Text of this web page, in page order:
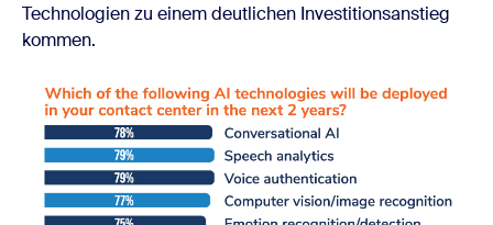
Technologien zu einem deutlichen Investitionsanstieg
kommen.